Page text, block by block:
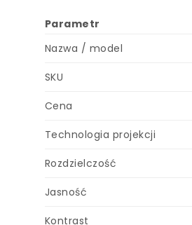
Parametr
Nazwa / model
SKU
Cena
Technologia projekcji
Rozdzielczość
Jasność
Kontrast